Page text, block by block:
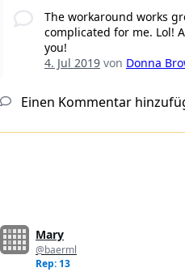
The workaround works
complicated for me. Lol!
you!
4. Jul 2019von Donna
Einen Kommentar
Mary
@baerml
Rep: 13